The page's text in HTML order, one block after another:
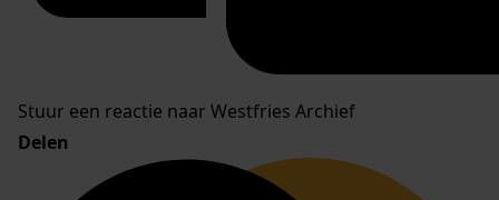
Stuur een reactie naar Westfries Archief
Delen